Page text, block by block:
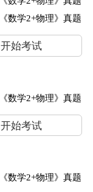
开始考试
开始考试